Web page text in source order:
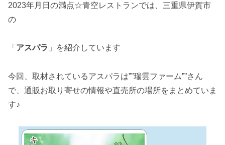
2023年月日の満点☆青空レストランでは、三重県伊賀市
の
「 アスパラ 」を紹介しています
今回、取材されているアスパラは””瑞雲ファーム””さん
で、通販お取り寄せの情報や直売所の場所をまとめていま
す♪